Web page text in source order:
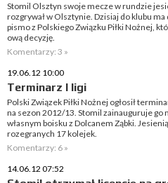
Stomil Olsztyn swoje mecze w rundzie
rozgrywał w Olsztynie. Dzisiaj do klubu
pismo z Polskiego Związku Piłki Nożnej,
ową decyzję.
Komentarzy: 3 »
19.06.12 10:00
Terminarz I ligi
Polski Związek Piłki Nożnej ogłosił
na sezon 2012/13. Stomil zainauguruje go
własnym boisku z Dolcanem Ząbki.
rozegranych 17 kolejek.
Komentarzy: 6 »
14.06.12 07:52